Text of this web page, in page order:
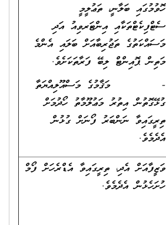
ހޮވުމުގައި ބަލާނީ، ތަޢުލީމީ
ސެޓްފިކެޓްތަކާއި އިންޓަރވިއު އަދި
މަސައްކަތުގެ ތަޖުރިބާއަށް ބަލައި އެންމެ
މަތިން ޕޮއިންޓް ލިބޭ ފަރާތަކަށެވެ.
- މަޤާމުގެ މަސްއޫލިއްޔަތާ
ގުޅޭގޮތުން އިތުރު މަޢުލޫމާތު ހޯދުމަށް
ތިރީގައިވާ ނަންބަރު ފޯނަށް ގުޅުން
އެދެމެވެ.
ވަޒީފާއަށް އެދި، ތިރީގައިވާ އެޑްރެހަށް ފޯމް
ހުށަހެޅުން އެދެމެވެ.